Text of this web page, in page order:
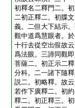
初釋名二釋門二。
二初正釋二。初牒
義。二但大下結示
觀中道爲慧眼者。
十行去從空出假故
爲法眼。三諦同觀
菩薩二。初正示二
分科。二一諸下隨
説二。初略釋。故
若作下廣釋二。初
釋二。初正釋三。